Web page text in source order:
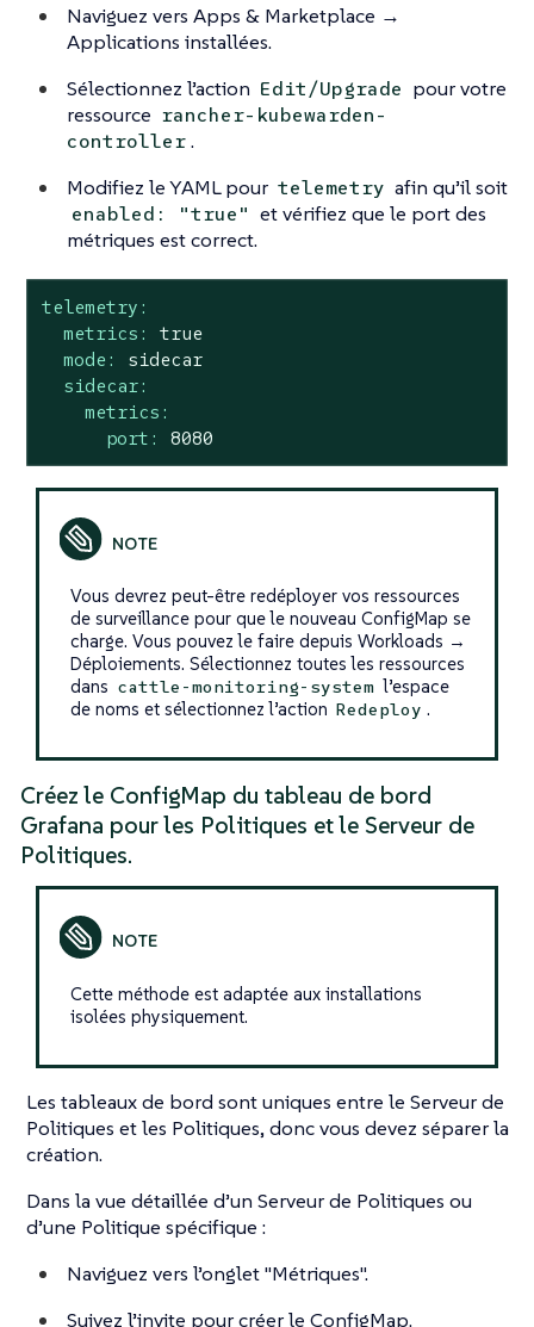
Naviguez vers Apps & Marketplace →
Applications installées.
Sélectionnez l’action Edit/Upgrade pour votre
ressource rancher-kubewarden-
controller.
Modifiez le YAML pour telemetry afin qu’il soit
enabled: "true" et vérifiez que le port des
métriques est correct.
telemetry:
metrics:
true
mode:
sidecar
sidecar:
metrics:
port:
8080
Vous devrez peut-être redéployer vos ressources
de surveillance pour que le nouveau ConfigMap se
charge. Vous pouvez le faire depuis Workloads →
Déploiements. Sélectionnez toutes les ressources
dans cattle-monitoring-system l’espace
de noms et sélectionnez l’action Redeploy .
Créez le ConfigMap du tableau de bord
Grafana pour les Politiques et le Serveur de
Politiques.
Cette méthode est adaptée aux installations
isolées physiquement.
Les tableaux de bord sont uniques entre le Serveur de
Politiques et les Politiques, donc vous devez séparer la
création.
Dans la vue détaillée d’un Serveur de Politiques ou
d’une Politique spécifique :
Naviguez vers l’onglet "Métriques".
Suivez l’invite pour créer le ConfigMap.